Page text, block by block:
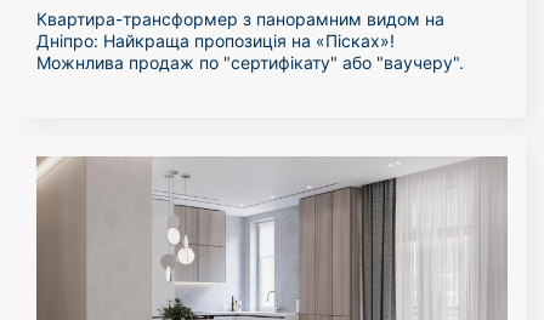
Квартира-трансформер з панорамним видом на
Дніпро: Найкраща пропозиція на «Пісках»!
Можнлива продаж по "сертифікату" або "ваучеру".
мікрорайоні (вул. Водограйна).
РЕМОНТ 2020 р.:
Демонтаж «до бетону»: Під час ремонту було
видалено абсолютно все старе оздоблення та мережі.